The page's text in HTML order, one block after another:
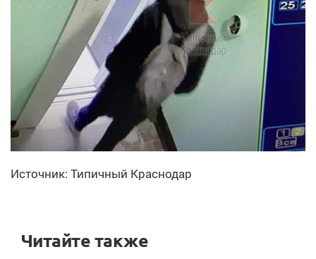
Источник: Типичный Краснодар
Читайте также